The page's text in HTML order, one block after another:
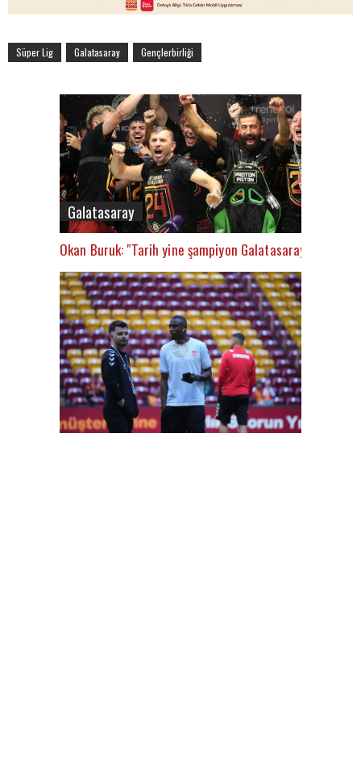
Süper Lig Galatasaray Gençlerbirliği
Galatasaray
Okan Buruk: "Tarih yine şampiyon Galatasaray’ı